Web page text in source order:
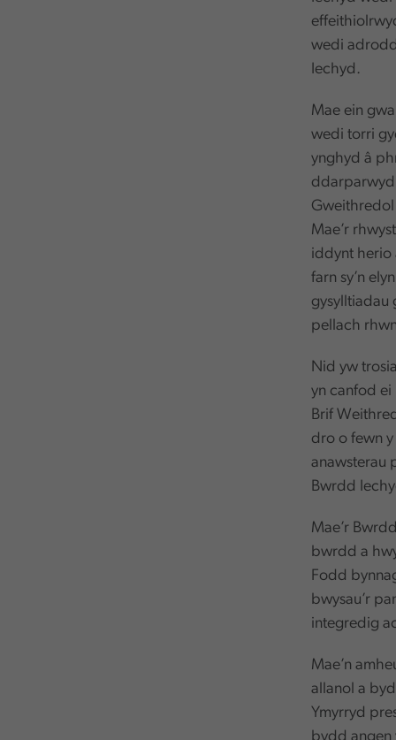
wedi
Iechyd.
Mae ein
wedi torri
ynghyd â
ddarparwyd
Gweithredol
Mae’r
iddynt herio
farn sy’n
gysylltiadau
pellach
Nid yw
yn canfod ei
Brif
dro o fewn y
anawsterau
Bwrdd
Mae’r
bwrdd a
Fodd
bwysau’r
integredig
Mae’n
allanol a
Ymyrryd
bydd angen